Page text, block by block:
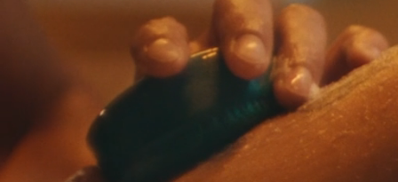
Moje urządzenia
Moje zamówienia
Moje adresy
FAQ™ Pure Beauty-Tech Elixir
issa™ Teeth Whitening Set
Deutsch
Español
Italiano
Português
Svenska
Русский
繁體中文